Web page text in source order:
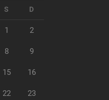
S D
1 2
8 9
15 16
22 23